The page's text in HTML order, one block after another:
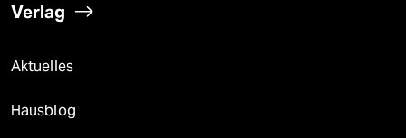
Verlag
Aktuelles
Hausblog